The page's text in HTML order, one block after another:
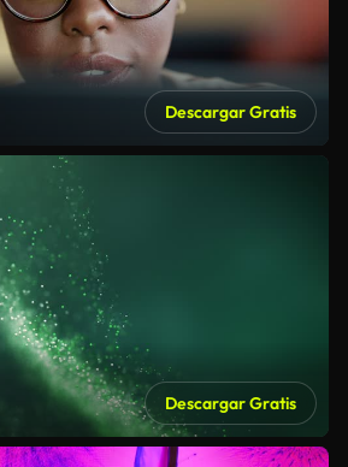
Descargar Gratis
Descargar Gratis